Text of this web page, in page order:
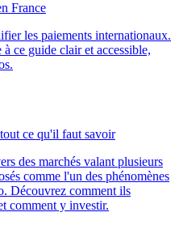
France
les paiements internationaux.
ce guide clair et accessible,
ce qu'il faut savoir
des marchés valant plusieurs
comme l'un des phénomènes
Découvrez comment ils
comment y investir.